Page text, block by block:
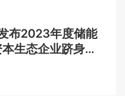
布2023年度储能
生态企业跻身前